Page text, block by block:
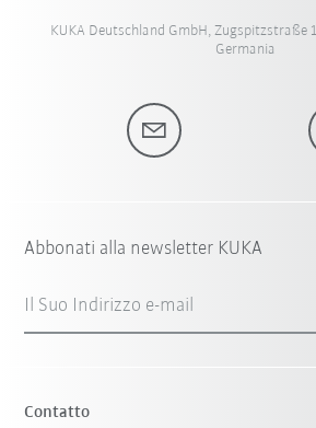
KUKA Deutschland GmbH, Zugspitzstraße
Germania
Abbonati alla newsletter KUKA
Il Suo Indirizzo e-mail
Contatto